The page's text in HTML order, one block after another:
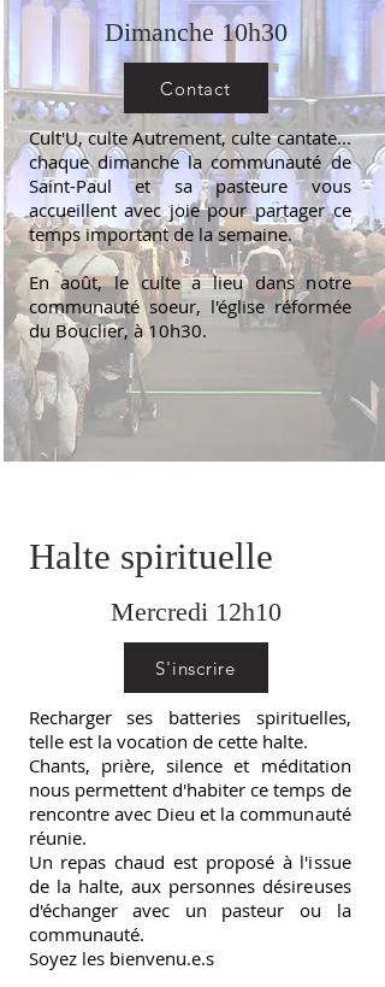
Dimanche 10h30
Contact
Cult'U, culte Autrement, culte cantate...
chaque dimanche la communauté de
Saint-Paul et sa pasteure vous
accueillent avec joie pour partager ce
temps important de la semaine.
En août, le culte a lieu dans notre
communauté soeur, l'église réformée
du Bouclier, à 10h30.
Halte spirituelle
Mercredi 12h10
S'inscrire
Recharger ses batteries spirituelles,
telle est la vocation de cette halte.
Chants, prière, silence et méditation
nous permettent d'habiter ce temps de
rencontre avec Dieu et la communauté
réunie.
Un repas chaud est proposé à l'issue
de la halte, aux personnes désireuses
d'échanger avec un pasteur ou la
communauté.
Soyez les bienvenu.e.s